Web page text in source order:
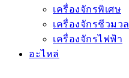
เครื่องจักรพิเศษ
เครื่องจักรชีวมวล
เครื่องจักรไฟฟ้า
อะไหล่